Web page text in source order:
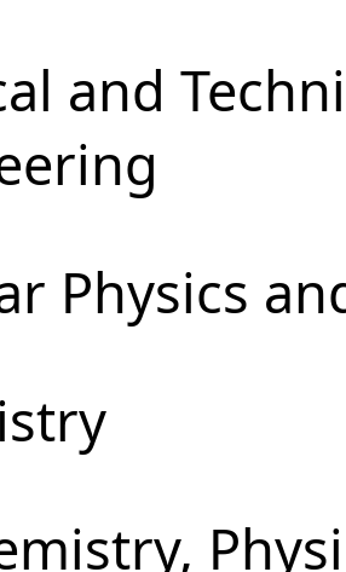
and
Physics